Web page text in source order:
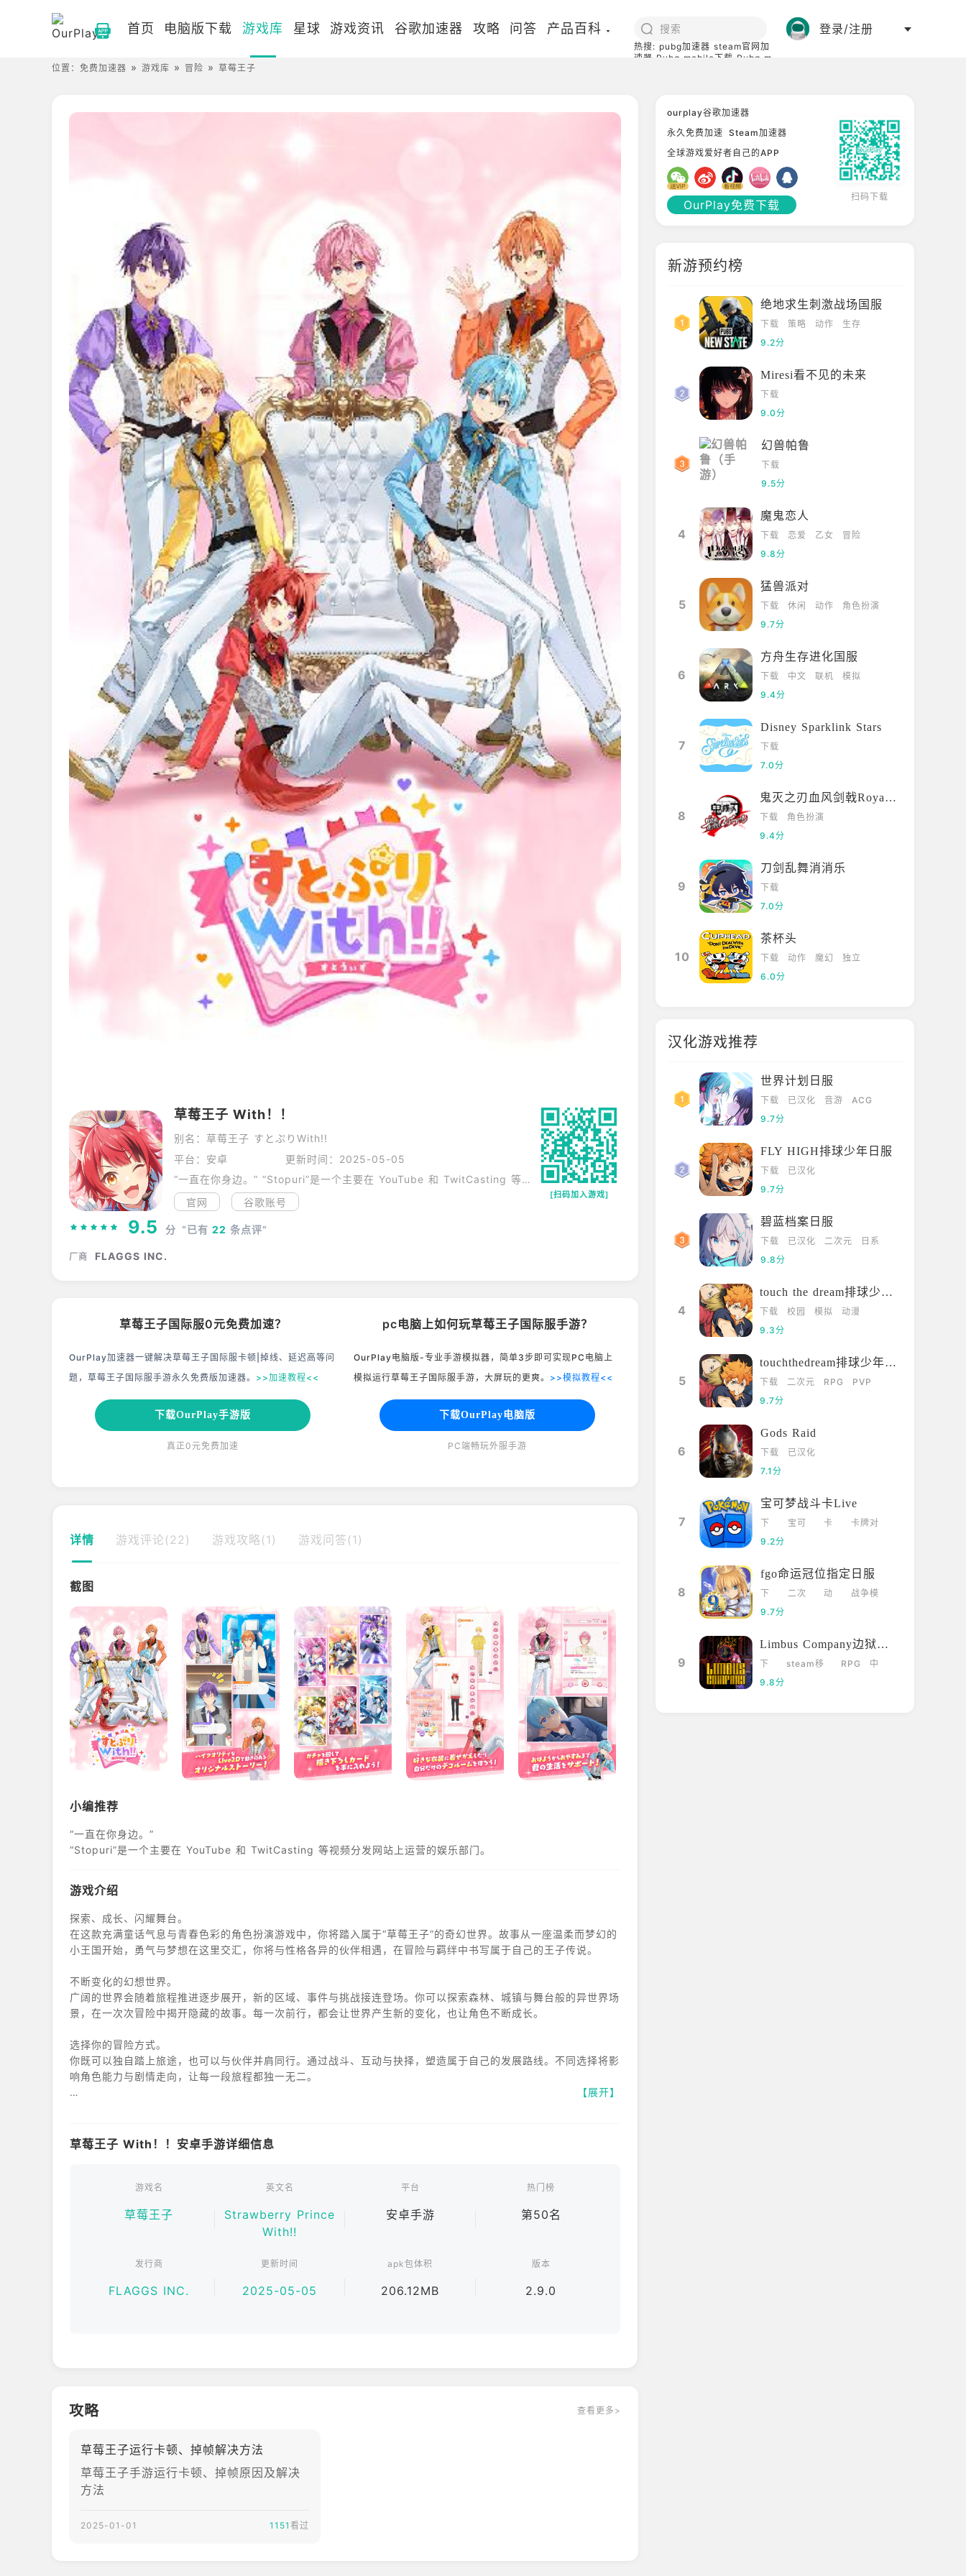
首页 电脑版下载 游戏库 星球 游戏资讯 谷歌加速器 攻略 问答 产品百科
热搜: pubg加速器 steam官网加
速器 Pubg mobile下载 Pubg m
登录/注册
位置： 免费加速器 游戏库 冒险 草莓王子
草莓王子 With！！
别名：草莓王子 すとぷりWith!!
平台：安卓
更新时间：2025-05-05
“一直在你身边。” “Stopuri”是一个主要在 YouTube 和 TwitCasting 等视频分发网站上运营的娱乐部门。
官网
谷歌账号
[扫码加入游戏]
9.5 分 “已有 22 条点评”
厂商 FLAGGS INC.
草莓王子国际服0元免费加速？
OurPlay加速器一键解决草莓王子国际服卡顿|掉线、延迟高等问
题，草莓王子国际服手游永久免费版加速器。 >>加速教程<<
下载OurPlay手游版
真正0元免费加速
pc电脑上如何玩草莓王子国际服手游？
OurPlay电脑版-专业手游模拟器，简单3步即可实现PC电脑上
模拟运行草莓王子国际服手游，大屏玩的更爽。 >>模拟教程<<
下载OurPlay电脑版
PC端畅玩外服手游
详情 游戏评论(22) 游戏攻略(1) 游戏问答(1)
截图
小编推荐
“一直在你身边。”
“Stopuri”是一个主要在 YouTube 和 TwitCasting 等视频分发网站上运营的娱乐部门。
游戏介绍
探索、成长、闪耀舞台。
在这款充满童话气息与青春色彩的角色扮演游戏中，你将踏入属于“草莓王子”的奇幻世界。故事从一座温柔而梦幻的
小王国开始，勇气与梦想在这里交汇，你将与性格各异的伙伴相遇，在冒险与羁绊中书写属于自己的王子传说。
不断变化的幻想世界。
广阔的世界会随着旅程推进逐步展开，新的区域、事件与挑战接连登场。你可以探索森林、城镇与舞台般的异世界场
景，在一次次冒险中揭开隐藏的故事。每一次前行，都会让世界产生新的变化，也让角色不断成长。
选择你的冒险方式。
你既可以独自踏上旅途，也可以与伙伴并肩同行。通过战斗、互动与抉择，塑造属于自己的发展路线。不同选择将影
响角色能力与剧情走向，让每一段旅程都独一无二。
风与轻快音乐，营造出治愈又充满希望的氛围。
界中绽放光芒。
【展开】
草莓王子 With！！安卓手游详细信息
游戏名
草莓王子
英文名
Strawberry Prince
With!!
平台
安卓手游
热门榜
第50名
发行商
FLAGGS INC.
更新时间
2025-05-05
apk包体积
206.12MB
版本
2.9.0
攻略 查看更多>
草莓王子运行卡顿、掉帧解决方法
草莓王子手游运行卡顿、掉帧原因及解决
方法
2025-01-01 1151 看过
ourplay谷歌加速器
永久免费加速 Steam加速器
全球游戏爱好者自己的APP
OurPlay免费下载
扫码下载
新游预约榜
绝地求生刺激战场国服
下载 策略 动作
生存
9.2分
Miresi看不见的未来
下载
9.0分
幻兽帕鲁
下载
9.5分
4
魔鬼恋人
下载 恋爱 乙女
冒险
9.8分
5
猛兽派对
下载 休闲 动作
角色扮演
9.7分
6
方舟生存进化国服
下载 中文 联机
模拟
9.4分
7
Disney Sparklink Stars
下载
7.0分
8
鬼灭之刃血风剑戟Royale国际服
下载
角色扮演
9.4分
9
刀剑乱舞消消乐
下载
7.0分
10
茶杯头
下载 动作 魔幻
独立
6.0分
汉化游戏推荐
世界计划日服
下载 已汉化 音游
ACG
9.7分
FLY HIGH排球少年日服
下载
已汉化
9.7分
碧蓝档案日服
下载 已汉化 二次元
日系
9.8分
4
touch the dream排球少年韩服
下载 校园 模拟
动漫
9.3分
5
touchthedream排球少年日服
下载 二次元 RPG
PVP
9.7分
6
Gods Raid
下载
已汉化
7.1分
7
宝可梦战斗卡Live
下
载
宝可
卡
卡牌对
9.2分
8
fgo命运冠位指定日服
下
载
二次
动
战争模
9.7分
9
Limbus Company边狱巴士
下
载
steam移
RPG
中
9.8分